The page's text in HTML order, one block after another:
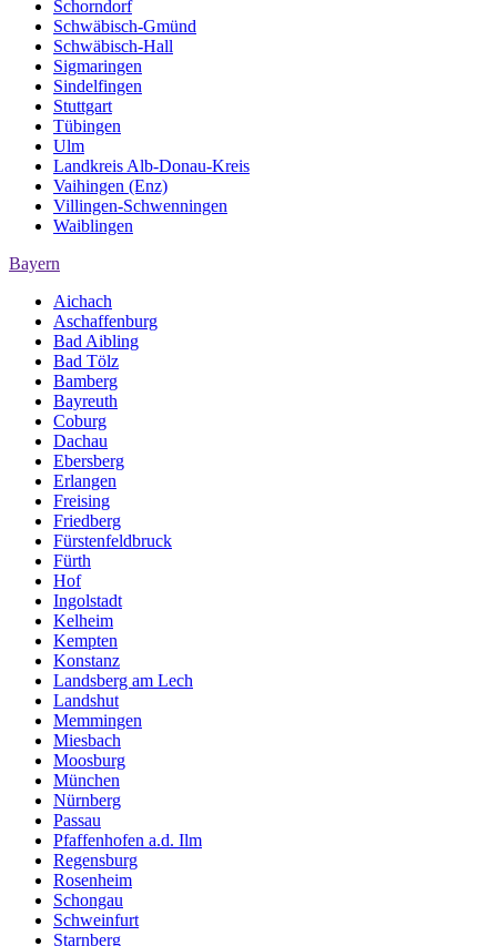
Schorndorf
Schwäbisch-Gmünd
Schwäbisch-Hall
Sigmaringen
Sindelfingen
Stuttgart
Tübingen
Ulm
Landkreis Alb-Donau-Kreis
Vaihingen (Enz)
Villingen-Schwenningen
Waiblingen
Bayern
Aichach
Aschaffenburg
Bad Aibling
Bad Tölz
Bamberg
Bayreuth
Coburg
Dachau
Ebersberg
Erlangen
Freising
Friedberg
Fürstenfeldbruck
Fürth
Hof
Ingolstadt
Kelheim
Kempten
Konstanz
Landsberg am Lech
Landshut
Memmingen
Miesbach
Moosburg
München
Nürnberg
Passau
Pfaffenhofen a.d. Ilm
Regensburg
Rosenheim
Schongau
Schweinfurt
Starnberg